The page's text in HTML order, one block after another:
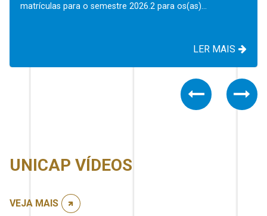
matrículas para o semestre 2026.2 para os(as)...
LER MAIS
Previous
UNICAP VÍDEOS
VEJA MAIS